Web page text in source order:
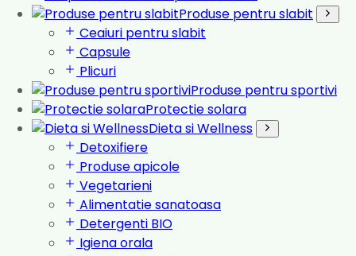
Produse pentru slabit
Ceaiuri pentru slabit
Capsule
Plicuri
Produse pentru sportivi
Protectie solara
Dieta si Wellness
Detoxifiere
Produse apicole
Vegetarieni
Alimentatie sanatoasa
Detergenti BIO
Igiena orala